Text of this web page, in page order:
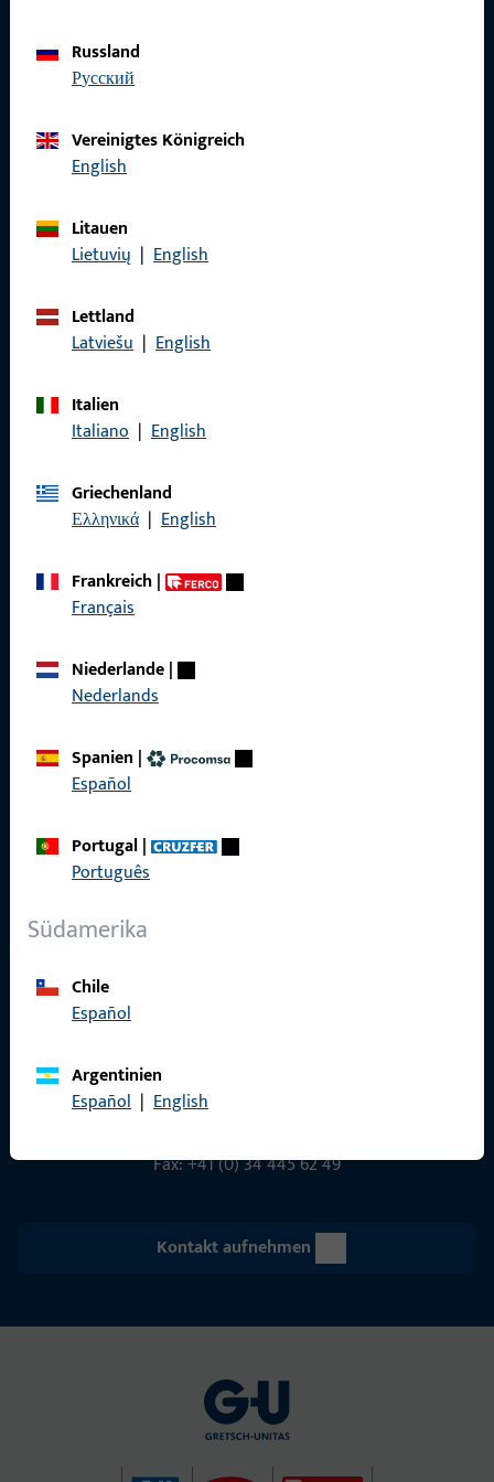
Russland
русский
Vereinigtes Königreich
English
Litauen
Lietuvių | English
Lettland
Latviešu | English
Italien
Italiano | English
Griechenland
Ελληνικά | English
Frankreich|
Français
Niederlande|
Nederlands
Spanien |
Español
Portugal|
Português
Südamerika
Chile
Español
Argentinien
Español | English
Produktkatalog
Fax: +41 (0) 34 445 62 49
Kontakt aufnehmen